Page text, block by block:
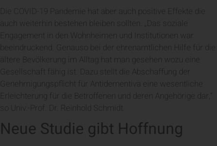
Die COVID-19 Pandemie hat aber auch positive Effekte die
auch weiterhin bestehen bleiben sollten. „Das soziale
Engagement in den Wohnheimen und Institutionen war
beeindruckend. Genauso bei der ehrenamtlichen Hilfe für die
ältere Bevölkerung im Alltag hat man gesehen wozu eine
Gesellschaft fähig ist. Dazu stellt die Abschaffung der
Genehmigungspflicht für Antidementiva eine wesentliche
Erleichterung für die Betroffenen und deren Angehörige dar,“
so Univ.-Prof. Dr. Reinhold Schmidt.
Neue Studie gibt Hoffnung